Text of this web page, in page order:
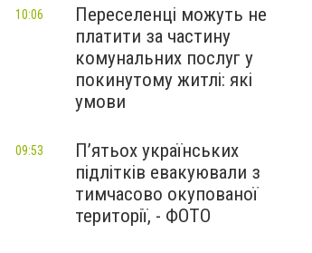
Переселенці можуть не
платити за частину
комунальних послуг у
покинутому житлі: які
умови
10:06
П’ятьох українських
підлітків евакуювали з
тимчасово окупованої
території, - ФОТО
09:53